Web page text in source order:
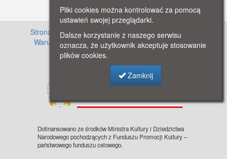
Strona główna · Informacje o projekcie · Cennik
Warunki używania zasobów
· Kontakt ·
Regulamin
serwisu
· Polityka prywatności
Dofinansowano ze środków Ministra Kultury i Dziedzictwa
Narodowego pochodzących z Funduszu Promocji Kultury –
państwowego funduszu celowego.
Pliki cookies można kontrolować za pomocą
ustawień swojej przeglądarki.
Dalsze korzystanie z naszego serwisu
oznacza, że użytkownik akceptuje stosowanie
plików cookies.
Zamknij